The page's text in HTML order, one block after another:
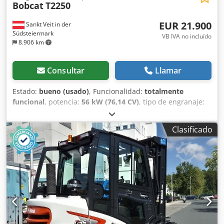
Sankt Veit in der
Südsteiermark
8.906 km
BobcatT2250
EUR 21.900
VB IVA no incluído
Consultar Llamar
Estado: bueno (usado), Funcionalidad: totalmente
funcional, potencia: 56 kW (76,14 CV), tipo de engranaje:
, tipo de combustible:
elevación:2.200 kg/m, Año de fabricación:2008, horas de
funcionamiento:4.871 h, Equipamiento: cabina, horquillas
para palés , Cargadora telescópica BOBCAT T2250 Año de
fabricación: 2008 Según contador: 4.871 horas Capacidad
de elevación: 2,2 toneladas Altura de elevación: 5 metros
Potencia: 56 kW Transmisión hidrostática de 2 velocidades
Altura total: solo 198 cm Ancho total: solo 190 cm - Incluye
horquilla Djdpjzr En Isfx Ai Rock - Acoplamiento rápido
mecánico - Circuito auxiliar hasta el soporte de la horquilla
- Tracción a las cuatro ruedas - 3 modos de dirección -
Clasificado